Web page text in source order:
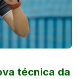
técnica da